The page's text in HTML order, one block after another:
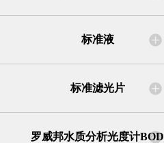
标准液
标准滤光片
罗威邦水质分析光度计BOD